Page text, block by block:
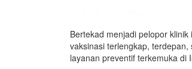
Bertekad menjadi pelopor klinik
vaksinasi terlengkap, terdepan,
layanan preventif terkemuka di